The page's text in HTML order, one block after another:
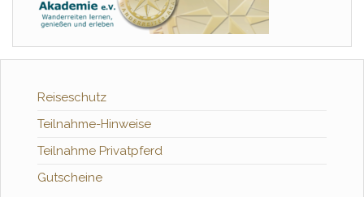
Reiseschutz
Teilnahme-Hinweise
Teilnahme Privatpferd
Gutscheine